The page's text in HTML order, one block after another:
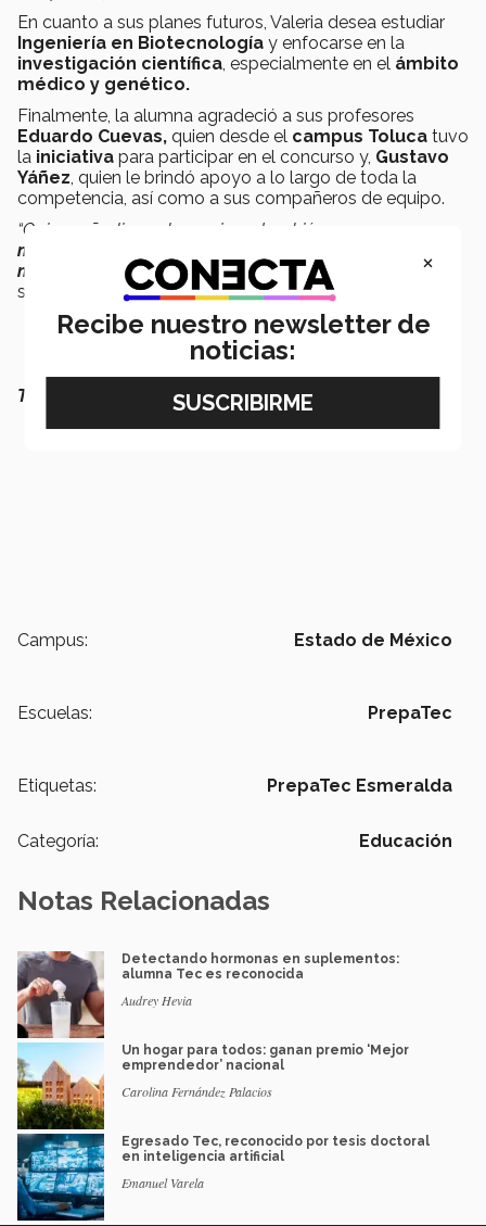
En cuanto a sus planes futuros, Valeria desea estudiar
Ingeniería en Biotecnología y enfocarse en la
investigación científica, especialmente en el ámbito
médico y genético.
Finalmente, la alumna agradeció a sus profesores
Eduardo Cuevas, quien desde el campus Toluca tuvo
la iniciativa para participar en el concurso y, Gustavo
Yáñez, quien le brindó apoyo a lo largo de toda la
competencia, así como a sus compañeros de equipo.
“Quiero añadir que las mujeres también
medallas en las ciencias
más mujeres participenen este tipo de competencias”,
señaló.
TAMBIÉN QUERRÁS LEER:
Campus: Estado de México
Escuelas: PrepaTec
Etiquetas: PrepaTec Esmeralda
Categoría: Educación
Notas Relacionadas
Detectando hormonas en suplementos:
alumna Tec es reconocida
Audrey Hevia
Un hogar para todos: ganan premio ‘Mejor
emprendedor’ nacional
Carolina Fernández Palacios
Egresado Tec, reconocido por tesis doctoral
en inteligencia artificial
Emanuel Varela
×
Recibe nuestro newsletter de
noticias: